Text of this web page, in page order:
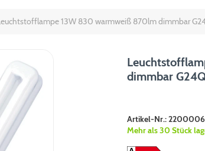
13W 830 warmweiß 870lm dimmbar
dimmbar
Artikel-Nr.:
Mehr als 30 Stück